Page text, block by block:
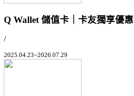
Q Wallet 儲值卡｜卡友獨享優惠
/
2025.04.23~2026.07.29